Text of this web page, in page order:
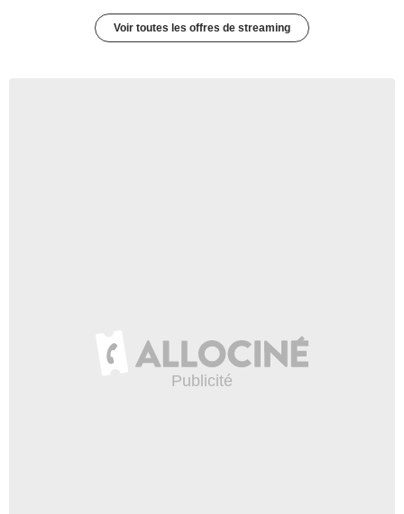
Voir toutes les offres de streaming